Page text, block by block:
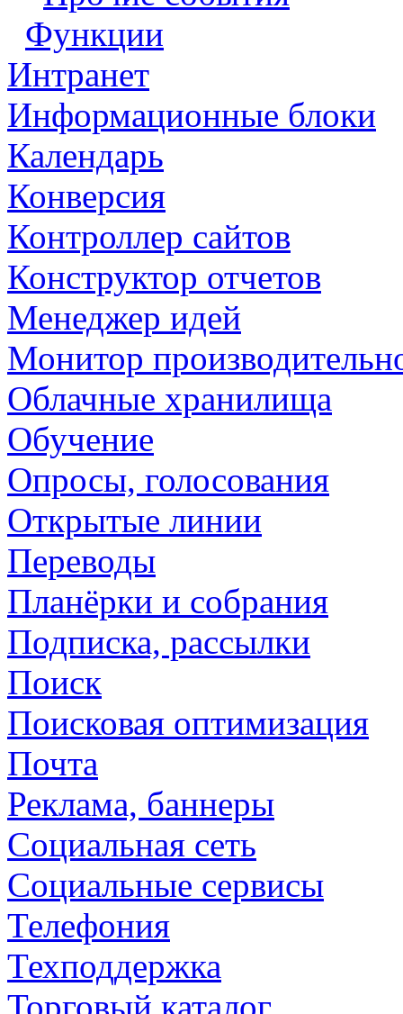
Функции
Интранет
Информационные блоки
Календарь
Конверсия
Контроллер сайтов
Конструктор отчетов
Менеджер идей
Монитор
Облачные хранилища
Обучение
Опросы, голосования
Открытые линии
Переводы
Планёрки и собрания
Подписка, рассылки
Поиск
Поисковая оптимизация
Почта
Реклама, баннеры
Социальная сеть
Социальные сервисы
Телефония
Техподдержка